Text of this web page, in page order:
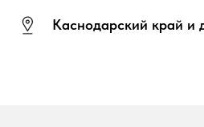
Каснодарский край и